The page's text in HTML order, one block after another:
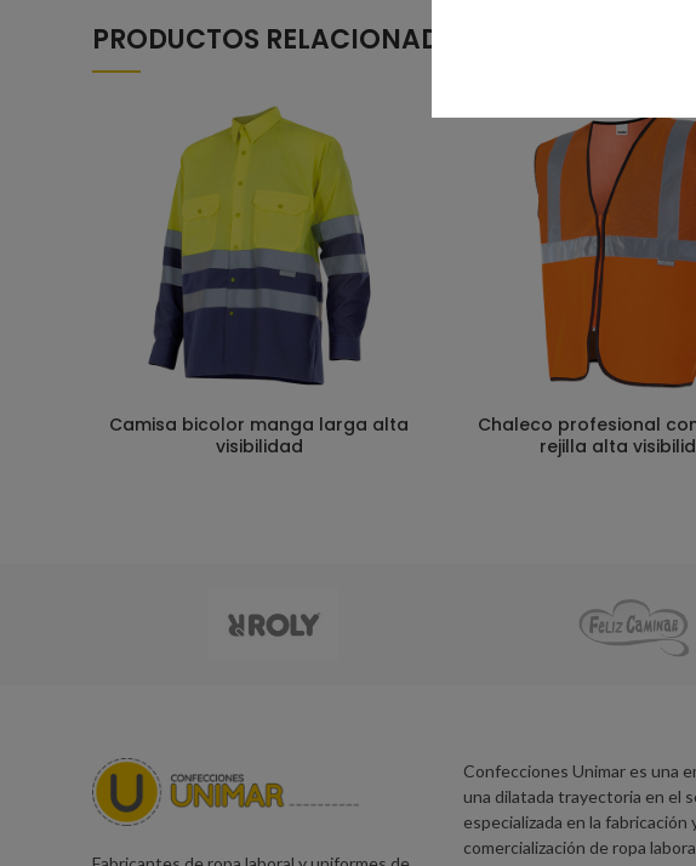
PRODUCTOS RELACIONADOS
Camisa bicolor manga larga alta
visibilidad
Chaleco profesional
rejilla alta
Confecciones Unimar es una
una dilatada trayectoria en el
especializada en la fabricación
comercialización de ropa